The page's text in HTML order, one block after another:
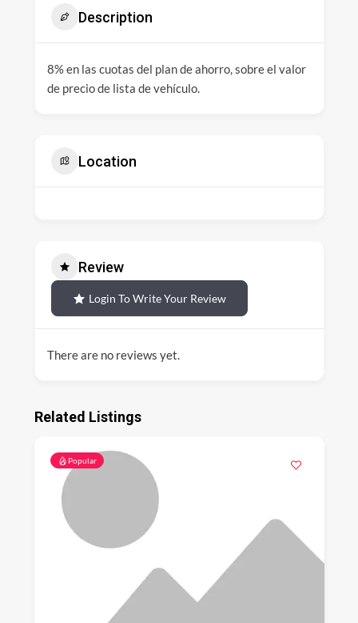
Description
8% en las cuotas del plan de ahorro, sobre el valor
de precio de lista de vehículo.
Location
Review
Login To Write Your Review
There are no reviews yet.
Related Listings
Popular